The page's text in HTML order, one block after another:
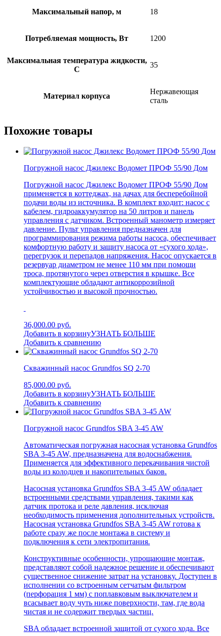
Максимальный напор, м 18
Потребляемая мощность, Вт 1200
Максимальная температура жидкости,
С
35
Материал корпуса
Нержавеющая
сталь
Похожие товары
Погружной насос Джилекс Водомет ПРОФ 55/90 Дом
Погружной насос Джилекс Водомет ПРОФ 55/90 Дом
применяется в коттеджах, на дачах для бесперебойной
подачи воды из источника. В комплект входит: насос с
кабелем, гидроаккумулятор на 50 литров и панель
управления с датчиком. Встроенный манометр измеряет
давление. Пульт управления предназначен для
программирования режима работы насоса, обеспечивает
комфортную работу и защиту насоса от «сухого хода»,
перегрузок и перепадов напряжения. Насос опускается в
резервуар диаметром не менее 110 мм при помощи
троса, протянутого через отверстия в крышке. Все
комплектующие обладают антикоррозийной
устойчивостью и высокой прочностью.
36,000.00 руб.
Добавить в корзинуУЗНАТЬ БОЛЬШЕ
Добавить к сравнению
Скважинный насос Grundfos SQ 2-70
85,000.00 руб.
Добавить в корзинуУЗНАТЬ БОЛЬШЕ
Добавить к сравнению
Погружной насос Grundfos SBA 3-45 AW
Автоматическая погружная насосная установка Grundfos
SBA 3-45 AW, предназначена для водоснабжения.
Применяется для эффективного перекачивания чистой
воды из колодцев и накопительных баков.
Насосная установка Grundfos SBA 3-45 AW обладает
встроенными средствами управления, такими как
датчик протока и реле давления, исключая
необходимость применения дополнительных устройств.
Насосная установка Grundfos SBA 3-45 AW готова к
работе сразу же после монтажа в систему и
подключения к сети электропитания.
Конструктивные особенности, упрощающие монтаж,
представляют собой надежное решение и обеспечивают
существенное снижение затрат на установку. Доступен в
исполнении со встроенным сетчатым фильтром
(перфорация 1 мм) с поплавковым выключателем и
всасывает воду чуть ниже поверхности, там, где вода
чистая и не содержит твердых частиц.
SBA обладает встроенной защитой от сухого хода. Все